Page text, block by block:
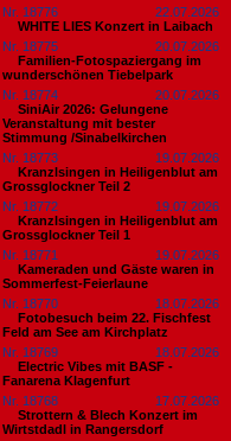
Nr. 18776
22.07.2026
WHITE LIES Konzert in Laibach
Nr. 18775
20.07.2026
Familien-Fotospaziergang im
wunderschönen Tiebelpark
Nr. 18774
20.07.2026
SiniAir 2026: Gelungene
Veranstaltung mit bester
Stimmung /Sinabelkirchen
Nr. 18773
19.07.2026
Kranzlsingen in Heiligenblut am
Grossglockner Teil 2
Nr. 18772
19.07.2026
Kranzlsingen in Heiligenblut am
Grossglockner Teil 1
Nr. 18771
19.07.2026
Kameraden und Gäste waren in
Sommerfest-Feierlaune
Nr. 18770
18.07.2026
Fotobesuch beim 22. Fischfest
Feld am See am Kirchplatz
Nr. 18769
18.07.2026
Electric Vibes mit BASF -
Fanarena Klagenfurt
Nr. 18768
17.07.2026
Strottern & Blech Konzert im
Wirtstdadl in Rangersdorf